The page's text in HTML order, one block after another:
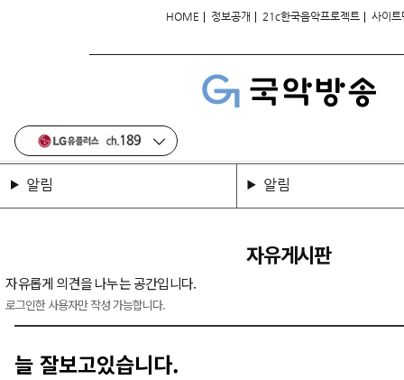
HOME | 정보공개 | 21c한국음악프로젝트 | 사이트
알림 알림
자유게시판
자유롭게 의견을 나누는 공간입니다.
로그인한 사용자만 작성 가능합니다.
늘 잘보고있습니다.